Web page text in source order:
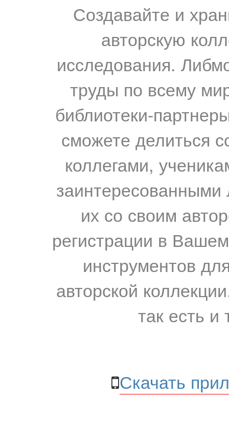
Создавайте и
авторскую
исследования.
труды по всему
библиотеки-
сможете делиться
коллегами,
их со своим
регистрации в
инструментов
авторской
так есть и
Скачать